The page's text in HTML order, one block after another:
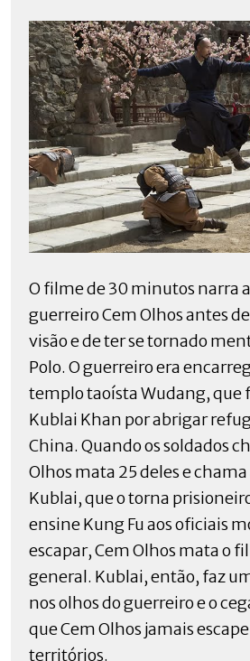
O filme de 30 minutos narra
guerreiro Cem Olhos antes
visão e de ter se tornado
Polo. O guerreiro era
templo taoísta Wudang, que
Kublai Khan por abrigar
China. Quando os soldados
Olhos mata 25 deles e
Kublai, que o torna
ensine Kung Fu aos oficiais
escapar, Cem Olhos mata o
general. Kublai, então, faz
nos olhos do guerreiro e o
que Cem Olhos jamais
territórios.